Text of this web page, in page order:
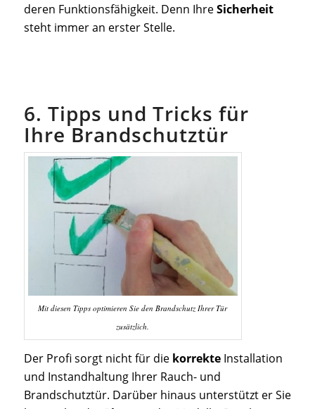
deren Funktionsfähigkeit. Denn IhreSicherheit
steht immer an erster Stelle.
6. Tipps und Tricks für
Ihre Brandschutztür
Mit diesen Tipps optimieren Sie den Brandschutz Ihrer Tür
zusätzlich.
Der Profi sorgt nicht für die korrekteInstallation
und Instandhaltung Ihrer Rauch- und
Brandschutztür. Darüber hinaus unterstützt er Sie